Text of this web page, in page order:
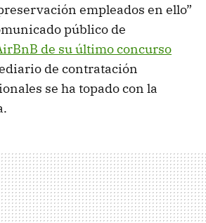
empleados en ello”
público de
de su último concurso
de contratación
se ha topado con la